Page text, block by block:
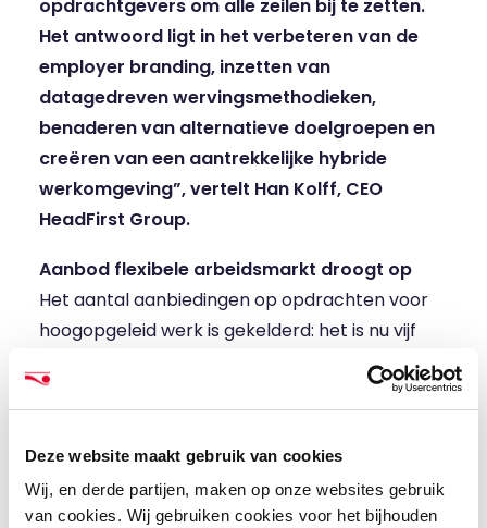
Deze website maakt gebruik van cookies
Wij, en derde partijen, maken op onze websites gebruik
van cookies. Wij gebruiken cookies voor het bijhouden
opdrachtgevers om alle zeilen bij te zetten.
Het antwoord ligt in het verbeteren van de
employer branding, inzetten van
datagedreven wervingsmethodieken,
benaderen van alternatieve doelgroepen en
creëren van een aantrekkelijke hybride
werkomgeving”, vertelt Han Kolff, CEO
HeadFirst Group.
Aanbod flexibele arbeidsmarkt droogt op
Het aantal aanbiedingen op opdrachten voor
hoogopgeleid werk is gekelderd: het is nu vijf
Detacheerders zijn uitverkocht en proberen
te werven, maar lopen daarbij tegen de muur
op. Daarnaast heeft de sourcingsdruk op
hoogopgeleide zzp’ers een nieuw record